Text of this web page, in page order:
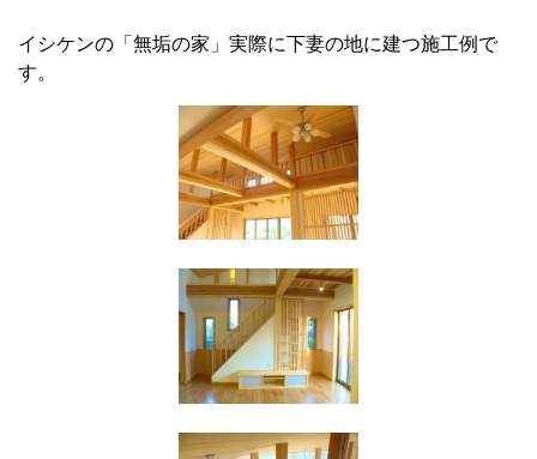
イシケンの「無垢の家」実際に下妻の地に建つ施工例で
す。